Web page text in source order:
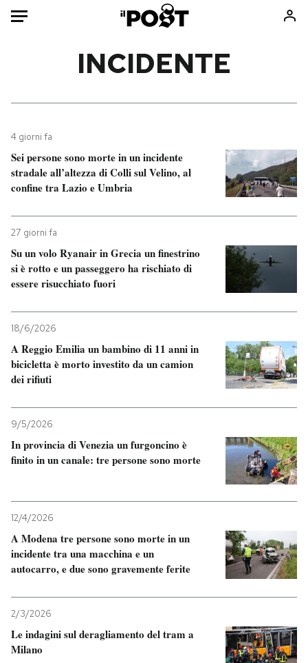
Mondo
Politica
Tecnologia
Internet
Scienza
Cultura
Economia
Sport
Consumismi
Storie/Idee
Ok Boomer!
Media
Altrecose
Mondiali calcio 2026
PODCAST
NEWSLETTER
I MIEI PREFERITI
CALENDARIO
AREA PERSONALE
INCIDENTE
4 giorni fa
Sei persone sono morte in un incidente
stradale all’altezza di Colli sul Velino, al
confine tra Lazio e Umbria
27 giorni fa
Su un volo Ryanair in Grecia un finestrino
si è rotto e un passeggero ha rischiato di
essere risucchiato fuori
18/6/2026
A Reggio Emilia un bambino di 11 anni in
bicicletta è morto investito da un camion
dei rifiuti
9/5/2026
In provincia di Venezia un furgoncino è
finito in un canale: tre persone sono morte
12/4/2026
A Modena tre persone sono morte in un
incidente tra una macchina e un
autocarro, e due sono gravemente ferite
2/3/2026
Le indagini sul deragliamento del tram a
Milano